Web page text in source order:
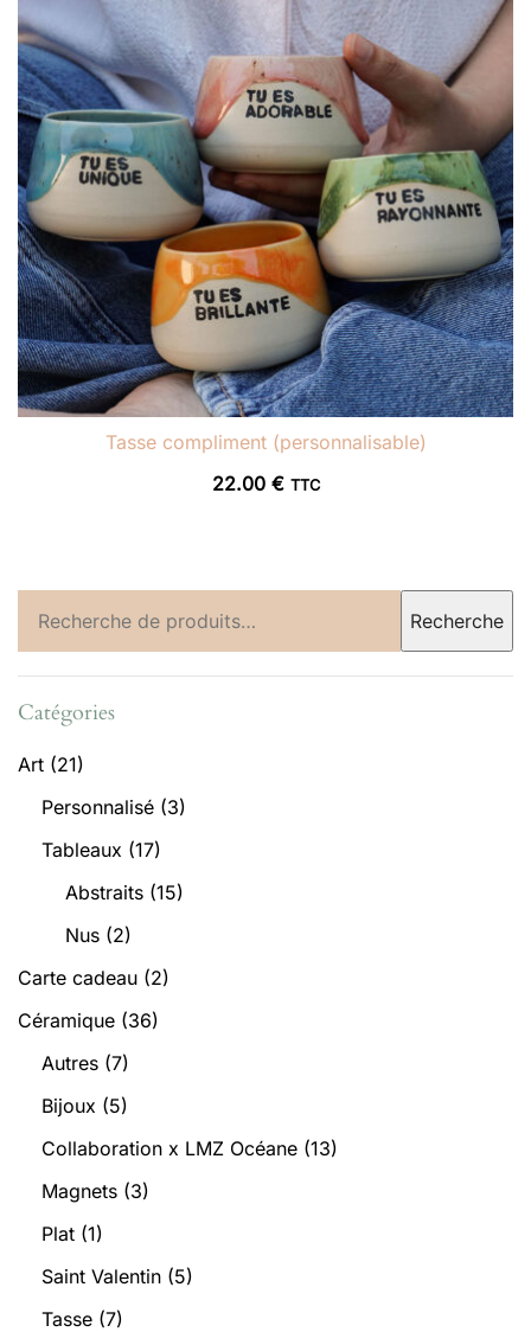
Tasse compliment (personnalisable)
22.00 € TTC
pour :
Recherche
Catégories
Art (21)
Personnalisé (3)
Tableaux (17)
Abstraits (15)
Nus (2)
Carte cadeau (2)
Céramique (36)
Autres (7)
Bijoux (5)
Collaboration x LMZ Océane (13)
Magnets (3)
Plat (1)
Saint Valentin (5)
Tasse (7)